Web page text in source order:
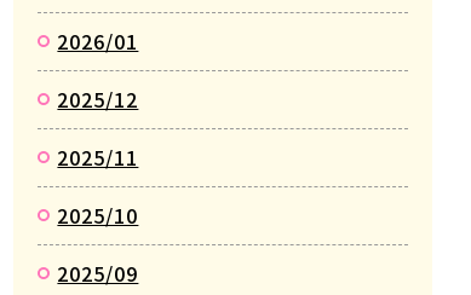
2026/01
2025/12
2025/11
2025/10
2025/09